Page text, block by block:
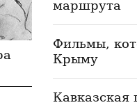
маршрута
Фильмы,
Крыму
Кавказская